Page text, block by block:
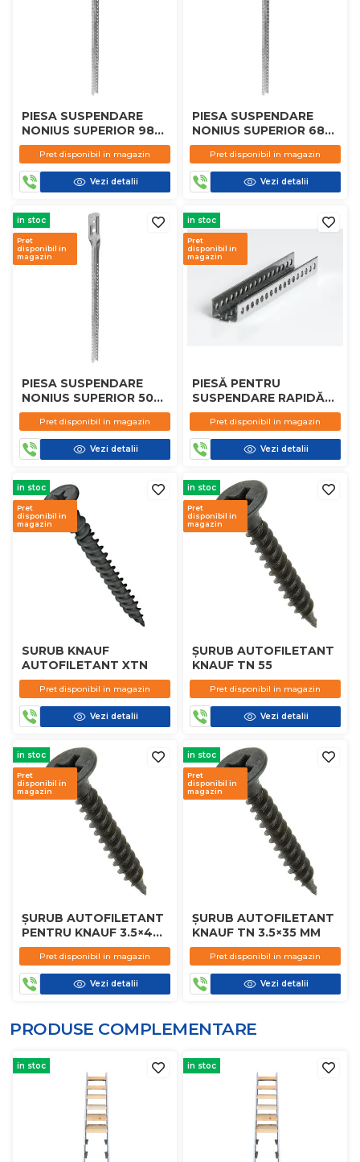
PIESA SUSPENDARE
NONIUS SUPERIOR 98
CM KNAUF
Pret disponibil in magazin
Vezi detalii
PIESA SUSPENDARE
NONIUS SUPERIOR 68
CM KNAUF
Pret disponibil in magazin
Vezi detalii
in stoc
Pret
disponibil in
magazin
PIESA SUSPENDARE
NONIUS SUPERIOR 50
CM KNAUF
Pret disponibil in magazin
Vezi detalii
in stoc
Pret
disponibil in
magazin
PIESĂ PENTRU
SUSPENDARE RAPIDĂ
CD 60 KNAUF
Pret disponibil in magazin
Vezi detalii
in stoc
Pret
disponibil in
magazin
SURUB KNAUF
AUTOFILETANT XTN
Pret disponibil in magazin
Vezi detalii
in stoc
Pret
disponibil in
magazin
ȘURUB AUTOFILETANT
KNAUF TN 55
Pret disponibil in magazin
Vezi detalii
in stoc
Pret
disponibil in
magazin
ȘURUB AUTOFILETANT
PENTRU KNAUF 3.5×45
MM
Pret disponibil in magazin
Vezi detalii
in stoc
Pret
disponibil in
magazin
ȘURUB AUTOFILETANT
KNAUF TN 3.5×35 MM
Pret disponibil in magazin
Vezi detalii
PRODUSE COMPLEMENTARE
in stoc in stoc